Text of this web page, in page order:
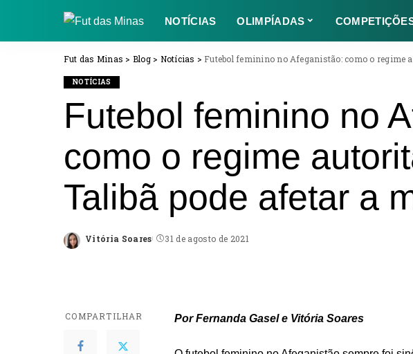
NOTÍCIAS OLIMPÍADAS
Fut das Minas > Blog> Notícias > Futebol feminino no Afeganistão: como o regime
NOTÍCIAS
Futebol feminino no
como o regime
Talibã pode afetar a
Posted
Vitória Soares 31 de agosto de 2021
COMPARTILHAR Por Fernanda Gasel e Vitória Soares